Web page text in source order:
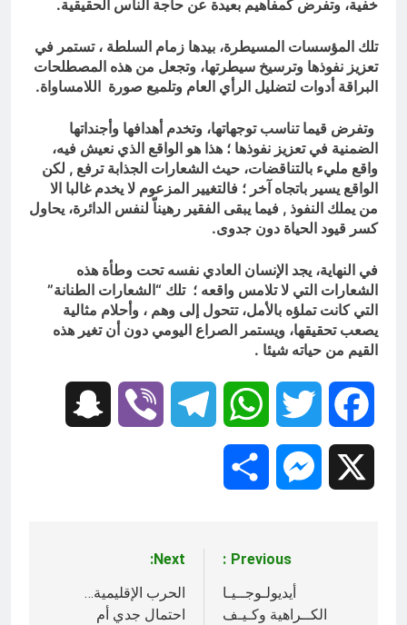
خفية، وتفرض كمفاهيم بعيدة عن حاجة الناس الحقيقية.
تلك المؤسسات المسيطرة، بيدها زمام السلطة ، تستمر في
تعزيز نفوذها وترسيخ سيطرتها، وتجعل من هذه المصطلحات
البراقة أدوات لتضليل الرأي العام وتلميع صورة اللامساواة.
وتفرض قيما تناسب توجهاتها، وتخدم أهدافها وأجنداتها
الضمنية في تعزيز نفوذها ؛ هذا هو الواقع الذي نعيش فيه،
واقع مليء بالتناقضات، حيث الشعارات الجذابة ترفع , لكن
الواقع يسير باتجاه آخر ؛ فالتغيير المزعوم لا يخدم غالبا الا
من يملك النفوذ , فيما يبقى الفقير رهيناّ لنفس الدائرة، يحاول
كسر قيود الحياة دون جدوى.
في النهاية، يجد الإنسان العادي نفسه تحت وطأة هذه
الشعارات التي لا تلامس واقعه ؛ تلك “الشعارات الطنانة”
التي كانت تملؤه بالأمل، تتحول إلى وهم ، وأحلام مثالية
يصعب تحقيقها، ويستمر الصراع اليومي دون أن تغير هذه
القيم من حياته شيئا .
Facebook
Twitter
WhatsApp
Telegram
Viber
Messenger
المقالات
Previous:
أيديولـوجــيـا
الكــراهية وكـيـف
Next:
الحرب الإقليمية…
احتمال جدي أم